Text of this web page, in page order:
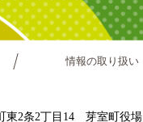
情報の取り扱い
東2条2丁目14 芽室町役場